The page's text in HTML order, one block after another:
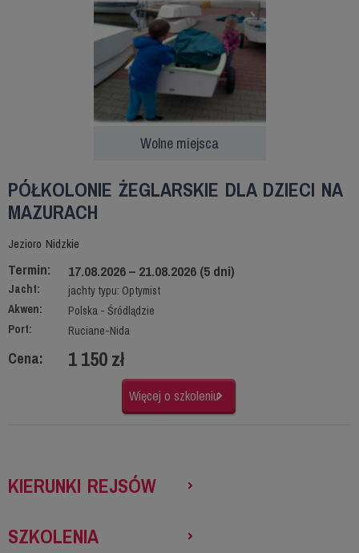
Wolne miejsca
PÓŁKOLONIE ŻEGLARSKIE DLA DZIECI NA
MAZURACH
Jezioro Nidzkie
Termin: 17.08.2026 – 21.08.2026 (5 dni)
Jacht:
jachty typu: Optymist
Akwen:
Polska - Śródlądzie
Port:
Ruciane-Nida
Cena: 1 150 zł
Więcej o szkoleniu
KIERUNKI REJSÓW
SZKOLENIA